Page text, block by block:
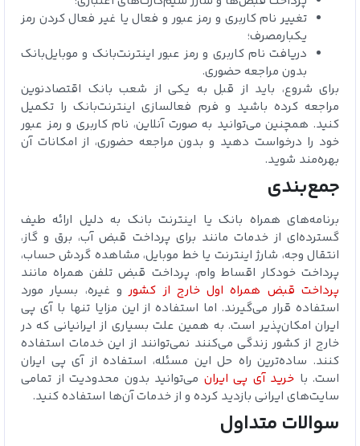
تغییر نام کاربری و رمز عبور و فعال یا غیر فعال کردن رمز
یکبارمصرف؛
دریافت نام کاربری و رمز عبور اینترنت‌بانک و موبایل‌بانک
بدون مراجعه حضوری.
برای شروع، باید از قبل به یکی از شعب بانک اقتصادنوین
مراجعه کرده باشید و فرم فعالسازی اینترنت‌بانک را تکمیل
کنید. همچنین می‌توانید به صورت آنلاین، نام کاربری و رمز عبور
خود را درخواست دهید و بدون مراجعه حضوری، از امکانات آن
بهره‌مند شوید.
جمع‌بندی
برنامه‌های همراه بانک یا اینترنت بانک به دلیل ارائه طیف
گسترده‌ای از خدمات مانند برای پرداخت قبض آب، برق و گاز،
انتقال وجه، شارژ اینترنت یا خط موبایل، مشاهده گردش حساب،
پرداخت خودکار اقساط وام، پرداخت قبض تلفن همراه مانند
پرداخت قبض همراه اول خارج از کشورو غیره، بسیار مورد
استفاده قرار می‌گیرند. اما استفاده از این مزایا تنها با آی پی
ایران امکان‌پذیر است. به همین علت بسیاری از ایرانیانی که در
خارج از کشور زندگی می‌کنند نمی‌توانند از این خدمات استفاده
کنند. ساده‌ترین راه حل این مسئله، استفاده از آی پی ایران
است. با خرید آی پی ایران می‌توانید بدون محدودیت از تمامی
سایت‌های ایرانی بازدید کرده و از خدمات آن‌ها استفاده کنید.
سوالات متداول